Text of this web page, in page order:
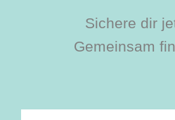
Sichere dir
Gemeinsam